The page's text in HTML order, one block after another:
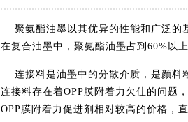
聚氨酯油墨以其优异的性能和广泛的
在复合油墨中，聚氨酯油墨占到 60%以上
连接料是油墨中的分散介质，是颜料
连接料存在着OPP膜附着力欠佳的问题
OPP膜附着力促进剂相对较高的价格，